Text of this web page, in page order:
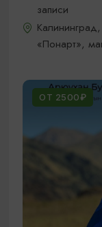
записи
«Понарт»,
ОТ 2500₽